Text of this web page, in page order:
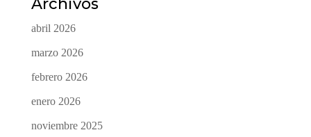
abril 2026
marzo 2026
febrero 2026
enero 2026
noviembre 2025